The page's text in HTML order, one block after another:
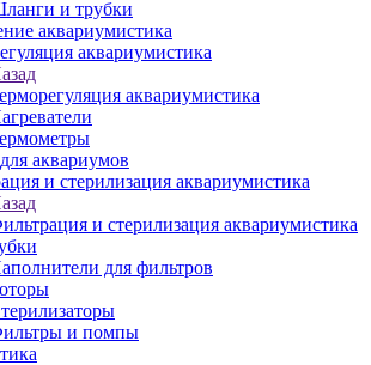
и трубки
аквариумистика
аквариумистика
аквариумистика
аквариумов
и стерилизация аквариумистика
и стерилизация аквариумистика
для фильтров
и помпы